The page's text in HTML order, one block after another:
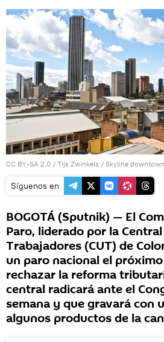
CC BY-SA 2.0 / Tijs Zwinkels / Skyline
Síguenos en
BOGOTÁ (Sputnik) — El
Paro, liderado por la
Trabajadores (CUT) de
un paro nacional el
rechazar la reforma
central radicará ante el
semana y que gravará con
algunos productos de la